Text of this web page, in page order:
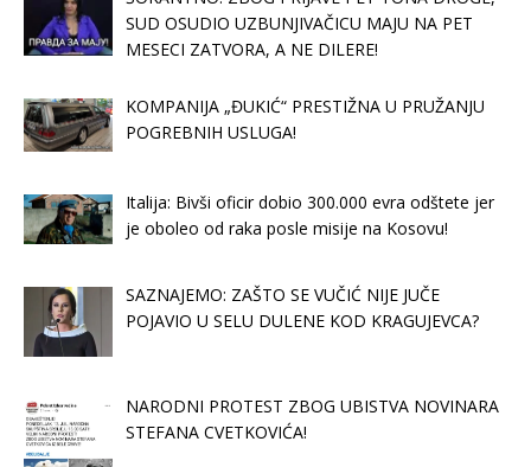
SUD OSUDIO UZBUNJIVAČICU MAJU NA PET
MESECI ZATVORA, A NE DILERE!
KOMPANIJA „ĐUKIĆ“ PRESTIŽNA U PRUŽANJU
POGREBNIH USLUGA!
Italija: Bivši oficir dobio 300.000 evra odštete jer
je oboleo od raka posle misije na Kosovu!
SAZNAJEMO: ZAŠTO SE VUČIĆ NIJE JUČE
POJAVIO U SELU DULENE KOD KRAGUJEVCA?
NARODNI PROTEST ZBOG UBISTVA NOVINARA
STEFANA CVETKOVIĆA!